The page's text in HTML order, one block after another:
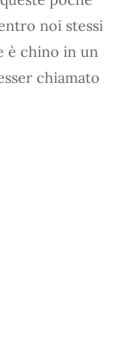
noi stessi
è chino in un
chiamato